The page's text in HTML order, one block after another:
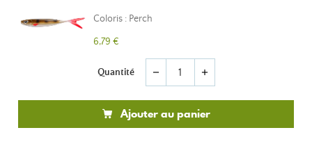
Coloris : Perch
6,79 €
Quantité remove add
Ajouter au panier